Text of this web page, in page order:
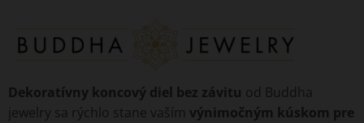
Dekoratívny koncový diel bez závitu od Buddha
jewelry sa rýchlo stane vaším výnimočným kúskom pre